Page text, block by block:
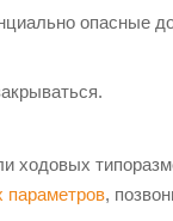
опасные
параметров,